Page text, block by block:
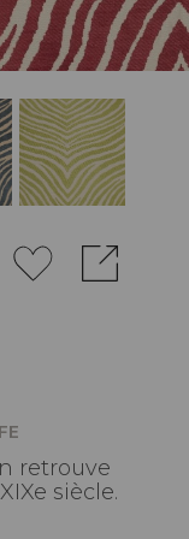
retrouve
siècle.